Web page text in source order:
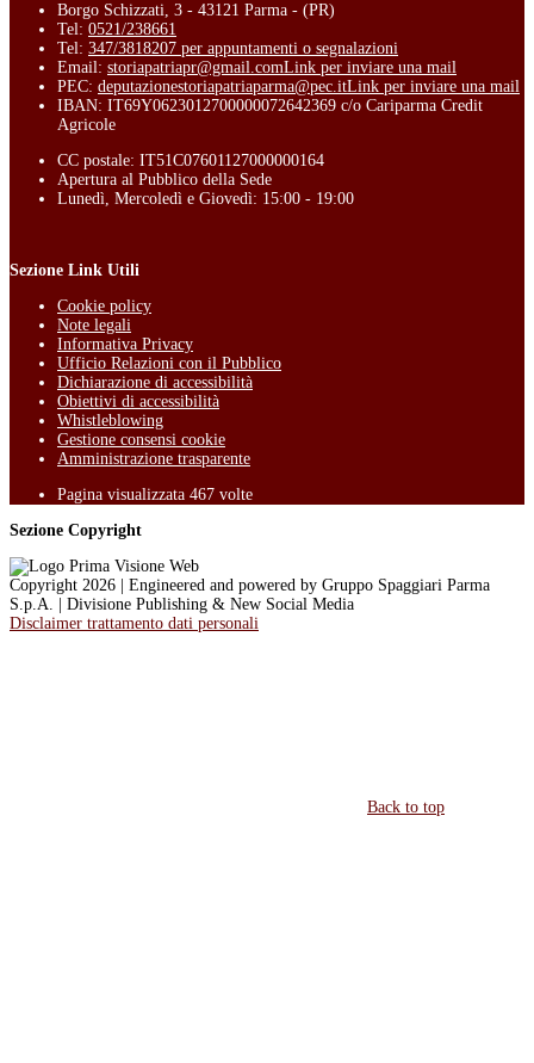
Borgo Schizzati, 3 - 43121 Parma - (PR)
Tel: 0521/238661
Tel: 347/3818207 per appuntamenti o segnalazioni
Email: storiapatriapr@gmail.comLink per inviare una mail
PEC: deputazionestoriapatriaparma@pec.itLink per inviare una mail
IBAN: IT69Y0623012700000072642369 c/o Cariparma Credit
Agricole
CC postale: IT51C07601127000000164
Apertura al Pubblico della Sede
Lunedì, Mercoledì e Giovedì: 15:00 - 19:00
Sezione Link Utili
Cookie policy
Note legali
Informativa Privacy
Ufficio Relazioni con il Pubblico
Dichiarazione di accessibilità
Obiettivi di accessibilità
Whistleblowing
Gestione consensi cookie
Amministrazione trasparente
Pagina visualizzata 467 volte
Sezione Copyright
Copyright 2026 | Engineered and powered by Gruppo Spaggiari Parma
S.p.A. | Divisione Publishing & New Social Media
Disclaimer trattamento dati personali
Back to top